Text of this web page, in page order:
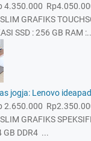
4.350.000
GRAFIKS
SSD : 256 GB RAM
jogja: Lenovo
2.650.000
GRAFIKS
GB DDR4 ...